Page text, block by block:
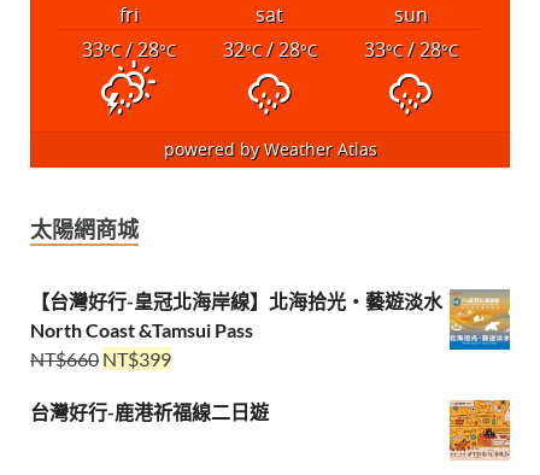
fri sat
sun
33°C/ 28°C 32°C/ 28°C 33°C/ 28°C
powered byWeather Atlas
太陽網商城
【台灣好行-皇冠北海岸線】北海拾光・藝遊淡水
North Coast &Tamsui Pass
NT$660 NT$399
台灣好行-鹿港祈福線二日遊